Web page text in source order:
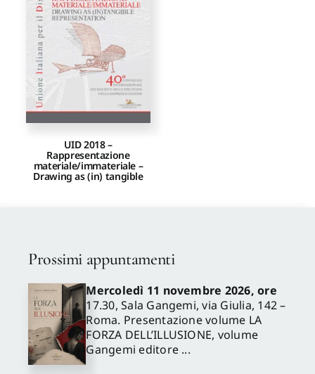
Proposte di pubblicazione
Gangemi Editore
Newsletter
UID 2018 –
Rappresentazione
materiale/immateriale –
Drawing as (in) tangible
Prossimi appuntamenti
Mercoledì 11 novembre 2026, ore
17.30, Sala Gangemi, via Giulia, 142 –
Roma. Presentazione volume LA
FORZA DELL’ILLUSIONE, volume
Gangemi editore ...